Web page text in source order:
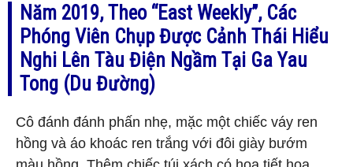
Năm 2019, Theo “East Weekly”, Các
Phóng Viên Chụp Được Cảnh Thái Hiểu
Nghi Lên Tàu Điện Ngầm Tại Ga Yau
Tong (Du Đường)
Cô đánh đánh phấn nhẹ, mặc một chiếc váy ren
hồng và áo khoác ren trắng với đôi giày bướm